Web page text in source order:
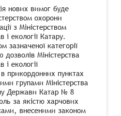
нових вимог буде
охорони
з Міністерством
і екології Катару.
зазначеної категорії
дозволів Міністерства
і екології
прикордонних пунктах
групами Міністерства
Держави Катар № 8
за якістю харчових
внесеними законом